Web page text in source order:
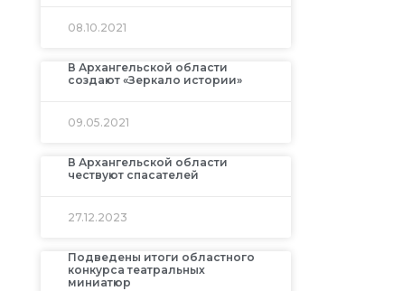
08.10.2021
В Архангельской области
создают «Зеркало истории»
09.05.2021
В Архангельской области
чествуют спасателей
27.12.2023
Подведены итоги областного
конкурса театральных
миниатюр